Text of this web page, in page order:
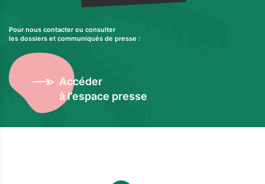
Pour nous contacter ou consulter
les dossiers et communiqués de presse :
Accéder
à l’espace presse